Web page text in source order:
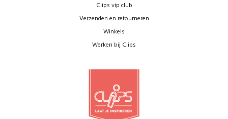
Clips vip club
Verzenden en retourneren
Winkels
Werken bij Clips